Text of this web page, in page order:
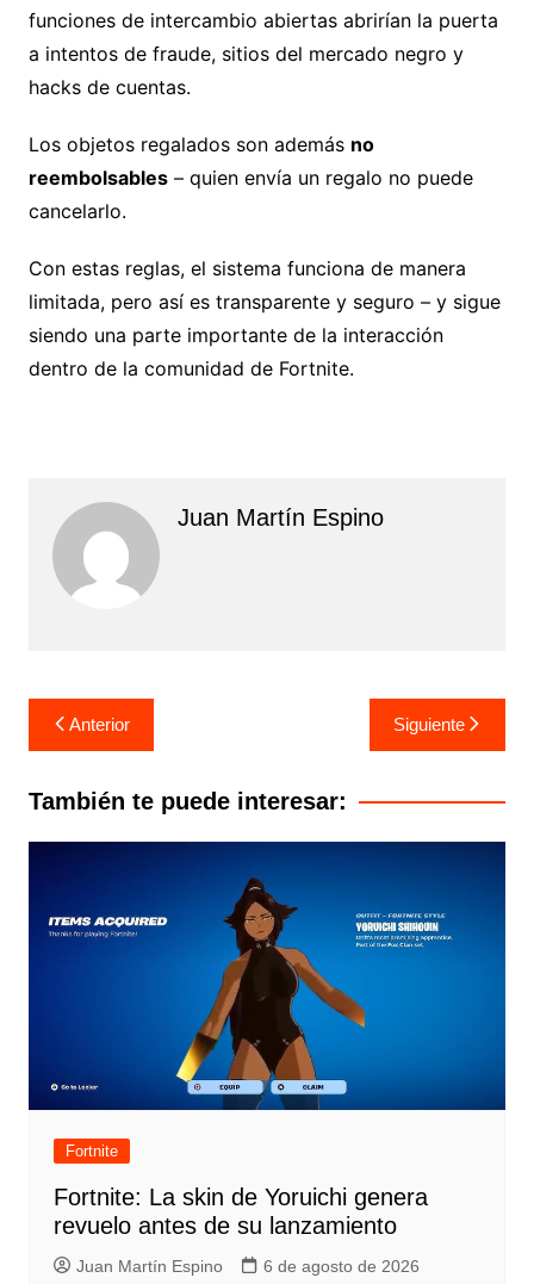
funciones de intercambio abiertas abrirían la puerta
a intentos de fraude, sitios del mercado negro y
hacks de cuentas.
Los objetos regalados son además no
reembolsables– quien envía un regalo no puede
cancelarlo.
Con estas reglas, el sistema funciona de manera
limitada, pero así es transparente y seguro – y sigue
siendo una parte importante de la interacción
dentro de la comunidad de Fortnite.
Juan Martín Espino
Navegación
de
entradas
Anterior Siguiente
También te puede interesar:
Fortnite
Fortnite: La skin de Yoruichi genera
revuelo antes de su lanzamiento
Juan Martín Espino
6 de agosto de 2026